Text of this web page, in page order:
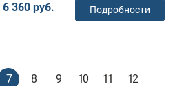
6 360 руб. Подробности
7 8 9 10 11 12